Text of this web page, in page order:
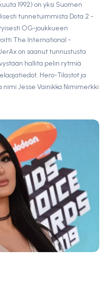
1992) on yksi Suomen
tunnetuimmista Dota 2 -
OG-joukkueen
The International -
on saanut tunnustusta
hallita pelin rytmiä
Hero-Tilastot ja
Jesse Vainikka Nimimerkki